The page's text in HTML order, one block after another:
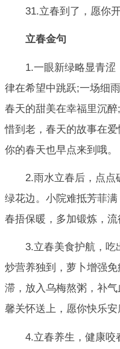
31.立春到了，愿你
立春金句
1.一眼新绿略显青涩
律在希望中跳跃;一场细
春天的甜美在幸福里沉
惜到老，春天的故事在
你的春天也早点来到哦。
2.雨水立春后，点点
绿花边。小院难抵芳菲
春捂保暖，多加锻炼，
3.立春美食护航，吃
炒营养独到，萝卜增强
滞，放入乌梅熬粥，补
馨关怀送上，愿你快乐安
4.立春养生，健康咬